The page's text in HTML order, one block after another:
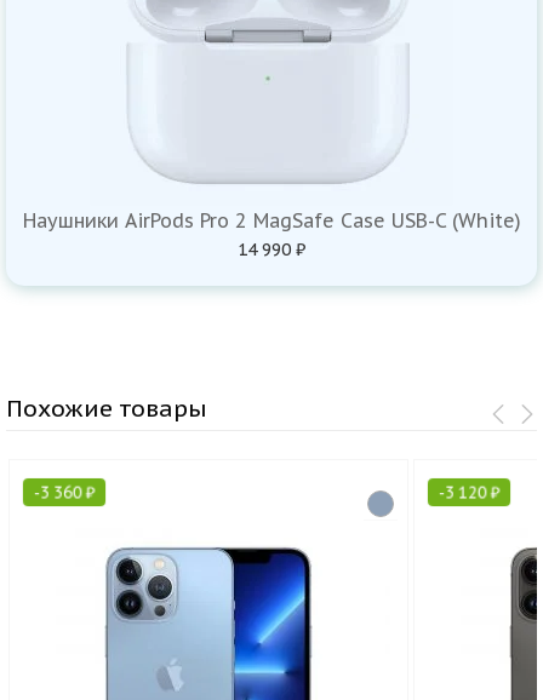
Наушники AirPods Pro 2 MagSafe Case USB-C (White)
14 990 ₽
Похожие товары
-3 360₽ -3 120₽